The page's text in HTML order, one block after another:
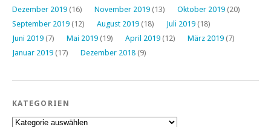
Dezember 2019 (16) November 2019 (13) Oktober 2019 (20)
September 2019 (12) August 2019 (18) Juli 2019 (18)
Juni 2019 (7) Mai 2019 (19) April 2019 (12) März 2019 (7)
Januar 2019 (17) Dezember 2018 (9)
KATEGORIEN
Kategorien